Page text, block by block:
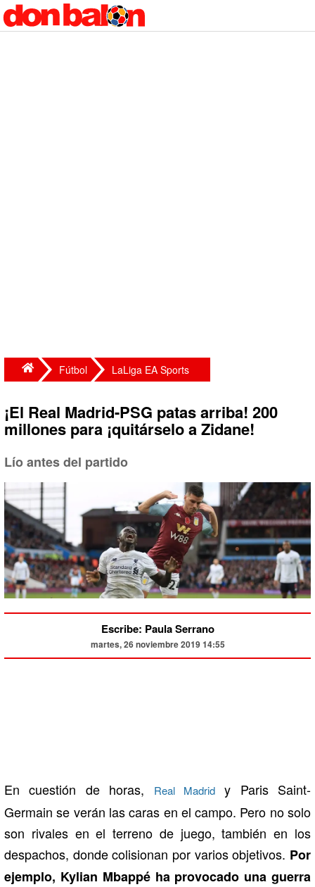
Fútbol LaLiga EA Sports
¡El Real Madrid-PSG patas arriba! 200
millones para ¡quitárselo a Zidane!
Lío antes del partido
Escribe: Paula Serrano
martes, 26 noviembre 2019 14:55
En cuestión de horas, Real Madridy Paris Saint-
Germain se verán las caras en el campo. Pero no solo
son rivales en el terreno de juego, también en los
despachos, donde colisionan por varios objetivos. Por
ejemplo, Kylian Mbappé ha provocado una guerra